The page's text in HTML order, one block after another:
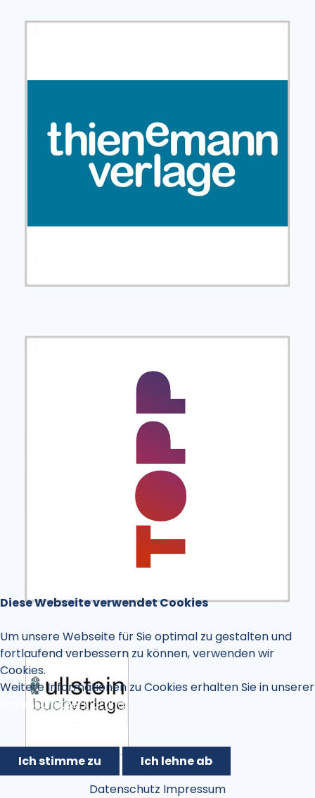
Diese Webseite verwendet Cookies
Um unsere Webseite für Sie optimal zu gestalten und
fortlaufend verbessern zu können, verwenden wir
Cookies.
Weitere Informationen zu Cookies erhalten Sie in unserer
Datenschutzerklärung.
Ich stimme zu
Ich lehne ab
Datenschutz Impressum